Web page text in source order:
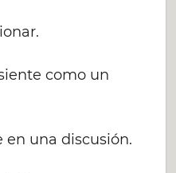
como un
en una discusión.